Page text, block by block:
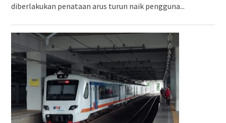
diberlakukan penataan arus turun naik pengguna...